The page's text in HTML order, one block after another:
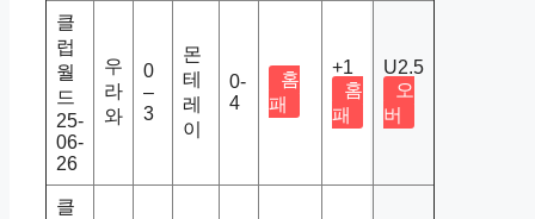
클
럽
월
드
25-
06-
26
우
라
와
0
–
3
몬
테
레
이
0-
4
홈
패
+1
홈
패
U2.5
오
버
클